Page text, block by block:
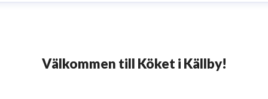
Välkommen till Köket i Källby!